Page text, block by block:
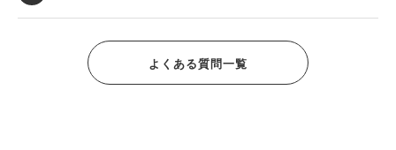
よくある質問一覧